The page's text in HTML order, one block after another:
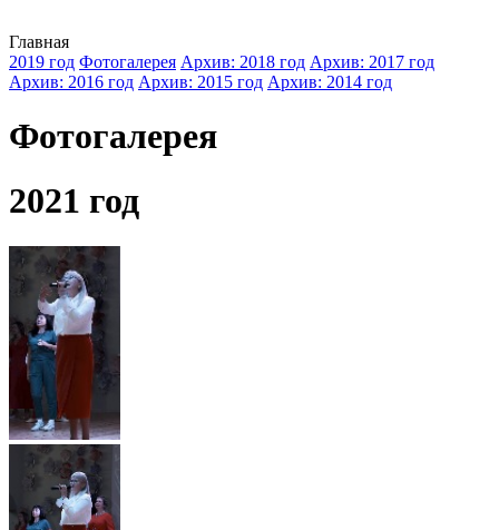
Главная
2019 год Фотогалерея Архив: 2018 год Архив: 2017 год
Архив: 2016 год Архив: 2015 год Архив: 2014 год
Фотогалерея
2021 год